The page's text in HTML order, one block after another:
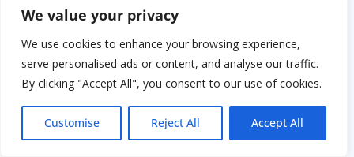
We value your privacy
We use cookies to enhance your browsing experience,
serve personalised ads or content, and analyse our traffic.
By clicking "Accept All", you consent to our use of cookies.
Customise Reject All Accept All